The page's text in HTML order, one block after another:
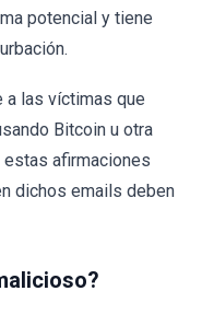
potencial y tiene
a las víctimas que
Bitcoin u otra
estas afirmaciones
dichos emails deben